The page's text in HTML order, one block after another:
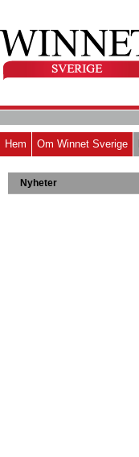
Hem Om Winnet Sverige
Nyheter